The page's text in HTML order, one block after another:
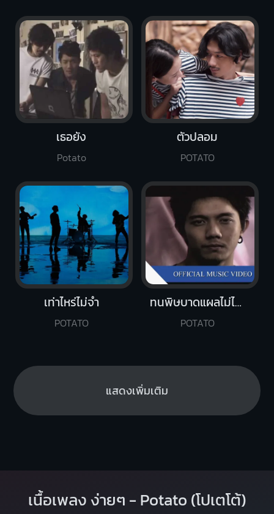
เธอยัง
Potato
ตัวปลอม
POTATO
เท่าไหร่ไม่จำ
POTATO
ทนพิษบาดแผลไม่ไหว
POTATO
แสดงเพิ่มเติม
เนื้อเพลง ง่ายๆ - Potato (โปเตโต้)